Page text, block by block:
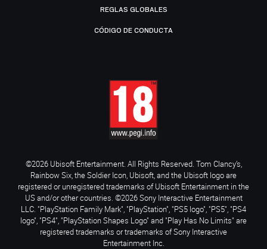
REGLAS GLOBALES
CÓDIGO DE CONDUCTA
©2026 Ubisoft Entertainment. All Rights Reserved. Tom Clancy’s,
Rainbow Six, the Soldier Icon, Ubisoft, and the Ubisoft logo are
registered or unregistered trademarks of Ubisoft Entertainment in the
US and/or other countries. ©2026 Sony Interactive Entertainment
LLC. "PlayStation Family Mark", "PlayStation", "PS5 logo", "PS5", "PS4
logo", "PS4", "PlayStation Shapes Logo" and "Play Has No Limits" are
registered trademarks or trademarks of Sony Interactive
Entertainment Inc.